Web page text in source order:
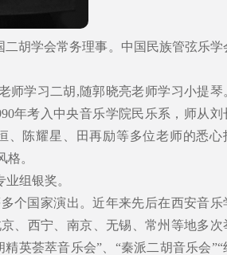
胡学会常务理事。中国民族管弦乐学
师学习二胡,随郭晓亮老师学习小提琴
年考入中央音乐学院民乐系，师从刘
、陈耀星、田再励等多位老师的悉心
。
组银奖。
个国家演出。近年来先后在西安音乐
、西宁、南京、无锡、常州等地多次
英荟萃音乐会”、“秦派二胡音乐会”“